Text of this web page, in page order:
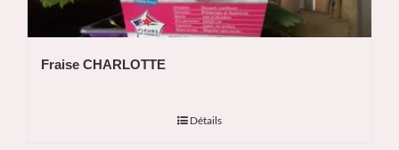
Fraise CHARLOTTE
Détails